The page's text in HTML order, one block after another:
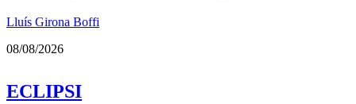
Lluís Girona Boffi
08/08/2026
ECLIPSI